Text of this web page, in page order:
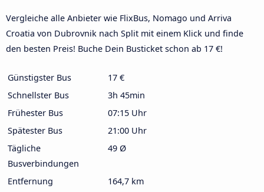
Vergleiche alle Anbieter wie FlixBus, Nomago und Arriva
Croatia von Dubrovnik nach Split mit einem Klick und finde
den besten Preis! Buche Dein Busticket schon ab 17 €!
Günstigster Bus
17 €
Schnellster Bus
3h 45min
Frühester Bus
07:15 Uhr
Spätester Bus
21:00 Uhr
Tägliche
Busverbindungen
49 Ø
Entfernung
164,7 km